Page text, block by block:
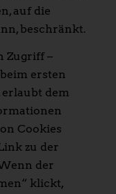
auf die
beschränkt.
Zugriff –
ersten
dem
Cookies
zu der
der
klickt,